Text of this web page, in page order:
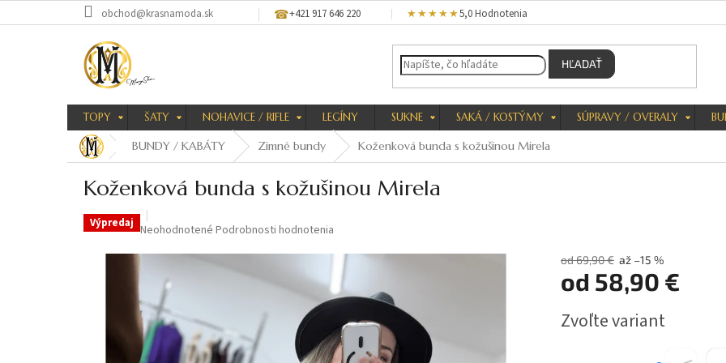
na
obchod@krasnamoda.sk +421 917 646 220 ★★★★★5,0 Hodnotenia
HĽADAŤ
TOPY ŠATY NOHAVICE / RIFLE LEGÍNY SUKNE SAKÁ / KOSTÝMY SÚPRAVY / OVERALY
BUNDY / KABÁTY Zimné bundy Koženková bunda s kožušinou Mirela
Koženková bunda s kožušinou Mirela
Výpredaj Priemerné
z
5
hviezdičiek.
Neohodnotené Podrobnosti hodnotenia
od 69,90 € až –15 %
od 58,90 €
cena:
Zvoľte variant